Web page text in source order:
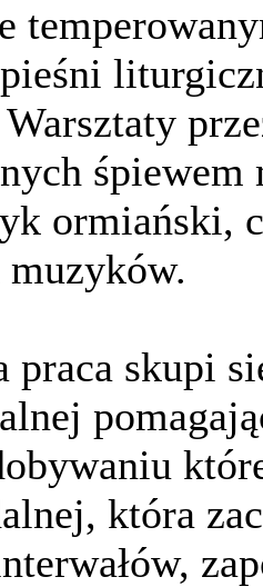
ormiański,
praca skupi
która